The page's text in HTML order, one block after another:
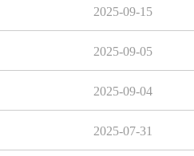
2025-09-15
2025-09-05
2025-09-04
2025-07-31